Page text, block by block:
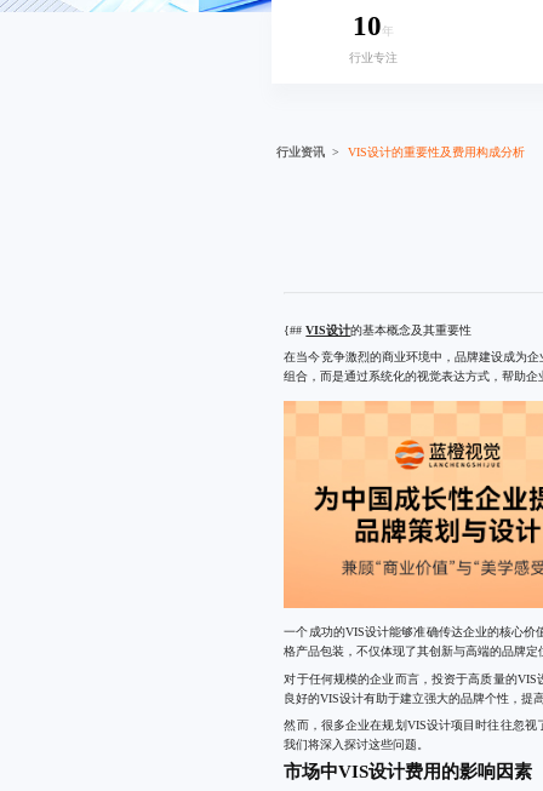
10年
行业专注
行业资讯 VIS设计的重要性及费用构成分析
{##VIS设计的基本概念及其重要性
在当今竞争激烈的商业环境中，品牌建设成为
组合，而是通过系统化的视觉表达方式，帮助企
一个成功的VIS设计能够准确传达企业的核心
格产品包装，不仅体现了其创新与高端的品牌
对于任何规模的企业而言，投资于高质量的
良好的VIS设计有助于建立强大的品牌个性，提
然而，很多企业在规划VIS设计项目时往往忽
我们将深入探讨这些问题。
市场中VIS设计费用的影响因素